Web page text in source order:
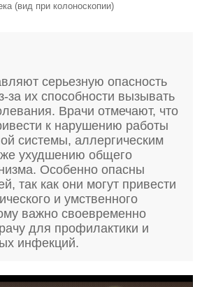
(вид при колоноскопии)
серьезную опасность
за их способности вызывать
Врачи отмечают, что
к нарушению работы
системы, аллергическим
ухудшению общего
Особенно опасны
так как они могут привести
и умственного
важно своевременно
для профилактики и
инфекций.